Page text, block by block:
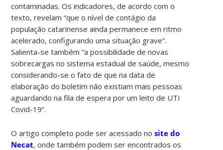
contaminadas. Os indicadores, de acordo com o
texto, revelam “que o nível de contágio da
população catarinense ainda permanece em ritmo
acelerado, configurando uma situação grave”.
Salienta-se também “a possibilidade de novas
sobrecargas no sistema estadual de saúde, mesmo
considerando-se o fato de que na data de
elaboração do boletim não existiam mais pessoas
aguardando na fila de espera por um leito de UTI
Covid-19”.
O artigo completo pode ser acessado nosite do
Necat, onde também podem ser encontrados os